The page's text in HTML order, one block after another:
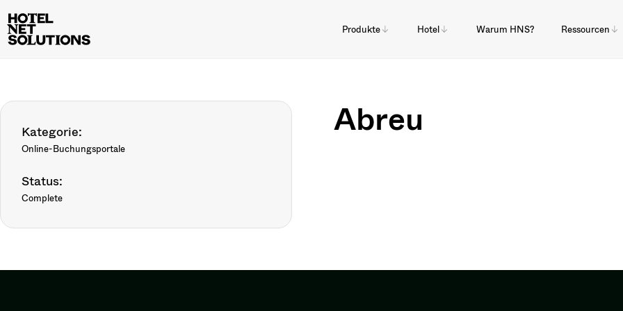
Produkte Hotel Warum HNS? Ressourcen
Kategorie:
Online-Buchungsportale
Status:
Complete
Abreu